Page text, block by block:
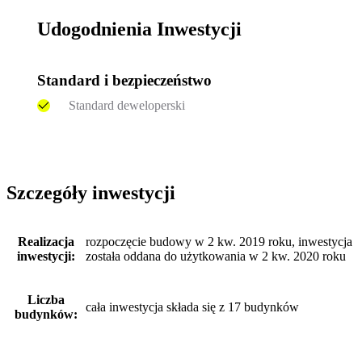
Udogodnienia Inwestycji
Standard i bezpieczeństwo
Standard deweloperski
Szczegóły inwestycji
Realizacja
inwestycji:
rozpoczęcie budowy w 2 kw. 2019 roku, inwestycja
została oddana do użytkowania w 2 kw. 2020 roku
Liczba
budynków:
cała inwestycja składa się z 17 budynków